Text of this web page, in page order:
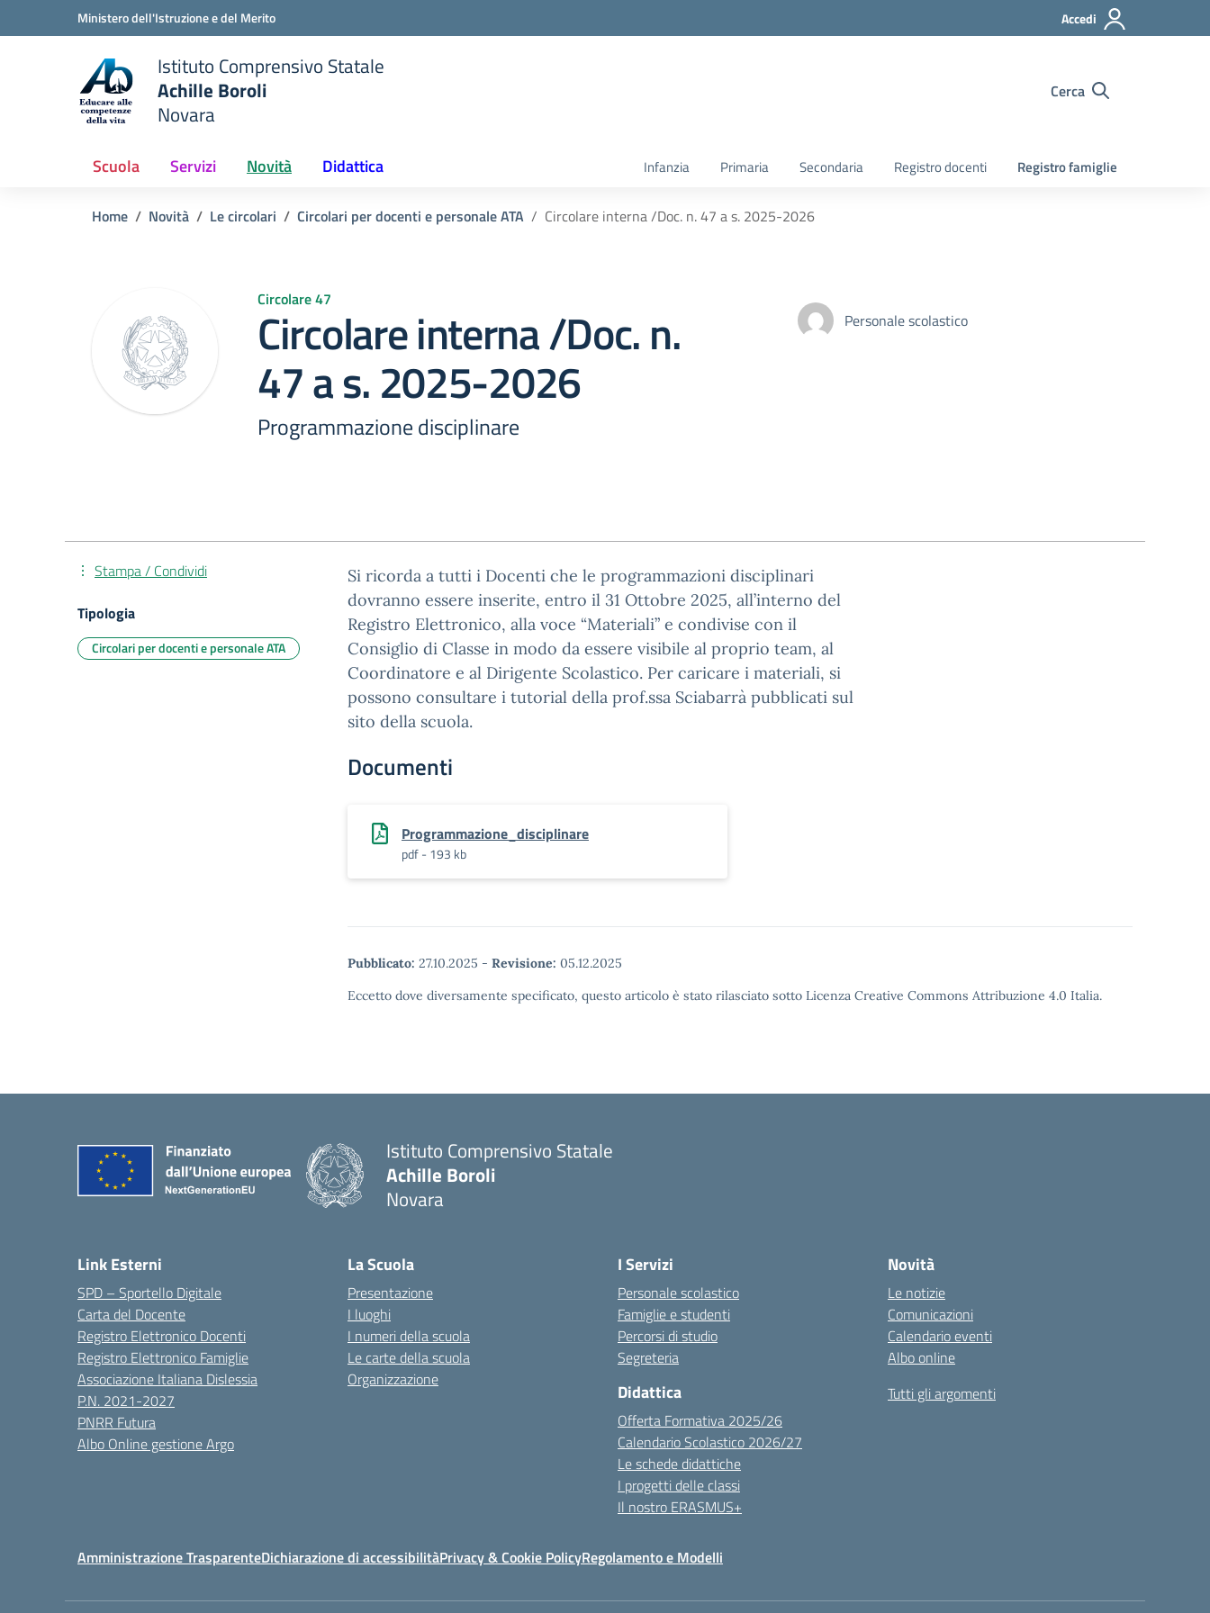
Vai ai contenuti
Vai al menu di navigazioneMinistero dell'Istruzione e del Merito Accedi
Istituto Comprensivo Statale
Achille Boroli
Novara
Cerca
Scuola Servizi Novità Didattica Infanzia Primaria Secondaria Registro docenti Registro famiglie
Home Novità Le circolari Circolari per docenti e personale ATA Circolare interna /Doc. n. 47 a s. 2025-2026
Circolare 47
Circolare interna /Doc. n.
47 a s. 2025-2026
Programmazione disciplinare
Personale scolastico
Si ricorda a tutti i Docenti che le programmazioni disciplinari
dovranno essere inserite, entro il 31 Ottobre 2025, all’interno del
Registro Elettronico, alla voce “Materiali” e condivise con il
Consiglio di Classe in modo da essere visibile al proprio team, al
Coordinatore e al Dirigente Scolastico. Per caricare i materiali, si
possono consultare i tutorial della prof.ssa Sciabarrà pubblicati sul
sito della scuola.
Documenti
Programmazione_disciplinare
pdf - 193 kb
Pubblicato: 27.10.2025 - Revisione: 05.12.2025
Eccetto dove diversamente specificato, questo articolo è stato rilasciato sotto Licenza Creative Commons Attribuzione 4.0 Italia.
Stampa / Condividi
Tipologia
Circolari per docenti e personale ATA
Istituto Comprensivo Statale
Achille Boroli
Novara
Link Esterni
SPD – Sportello Digitale
Carta del Docente
Registro Elettronico Docenti
Registro Elettronico Famiglie
Associazione Italiana Dislessia
P.N. 2021-2027
PNRR Futura
Albo Online gestione Argo
La Scuola
Presentazione
I luoghi
I numeri della scuola
Le carte della scuola
Organizzazione
I Servizi
Personale scolastico
Famiglie e studenti
Percorsi di studio
Segreteria
Didattica
Offerta Formativa 2025/26
Calendario Scolastico 2026/27
Le schede didattiche
I progetti delle classi
Il nostro ERASMUS+
Novità
Le notizie
Comunicazioni
Calendario eventi
Albo online
Tutti gli argomenti
Amministrazione TrasparenteDichiarazione di accessibilitàPrivacy & Cookie PolicyRegolamento e Modelli